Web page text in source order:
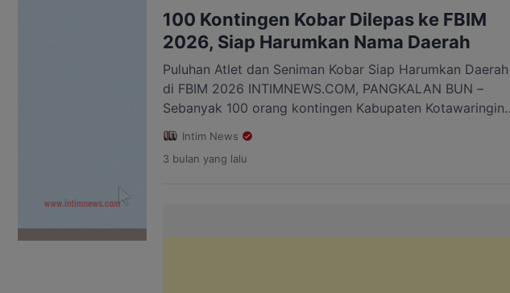
Provinsi Kalimantan Tengah tersebut menjadi […]
100 Kontingen Kobar Dilepas ke FBIM
2026, Siap Harumkan Nama Daerah
Puluhan Atlet dan Seniman Kobar Siap Harumkan Daerah
di FBIM 2026 INTIMNEWS.COM, PANGKALAN BUN –
Sebanyak 100 orang kontingen Kabupaten Kotawaringin
Barat (Kobar) resmi dilepas untuk mengikuti ajang Festival
Budaya Isen Mulang (FBIM) 2026 di Kota Palangka Raya.
Pelepasan dilakukan langsung oleh Bupati Kobar,
Intim News
3 bulan yang lalu